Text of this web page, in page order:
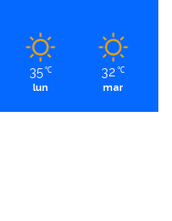
35 ℃
lun
32 ℃
mar